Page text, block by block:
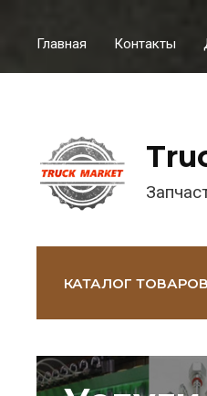
Главная Контакты
КАТАЛОГ ТОВАРОВ